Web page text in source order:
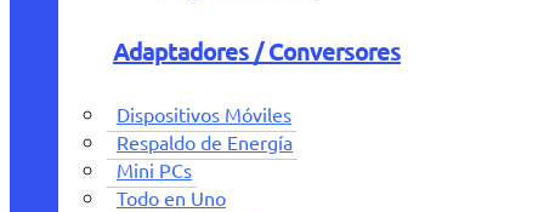
Adaptadores / Conversores
Dispositivos Móviles
Respaldo de Energía
Mini PCs
Todo en Uno